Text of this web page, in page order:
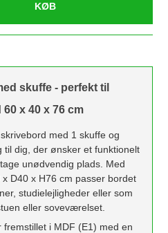
KØB
skuffe - perfekt til
x 40 x 76 cm
med 1 skuffe og
til dig, der ønsker et funktionelt
unødvendig plads. Med
D40 x H76 cm passer bordet
studielejligheder eller som
eller soveværelset.
i MDF (E1) med en